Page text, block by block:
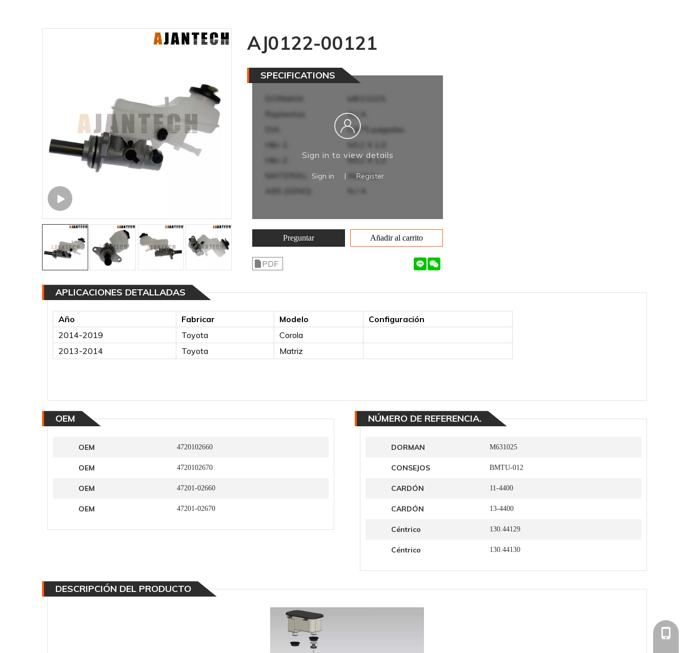
AJ0122-00121
SPECIFICATIONS
M631025
Raybestos:
N / A
0,875 pulgadas
Hilo-1:
Hilo-2:
M12 X 1,0
Aluminio
Sign in to view details
Sign in | Register
Preguntar Añadir al carrito
PDF
APLICACIONES DETALLADAS
Año Fabricar Modelo
Configuración
2014-2019
Toyota
Corola
2013-2014
Toyota Matriz
OEM
OEM 4720102660
OEM 4720102670
OEM 47201-02660
OEM 47201-02670
NÚMERO DE REFERENCIA.
DORMAN M631025
CONSEJOS BMTU-012
CARDÓN 11-4400
CARDÓN 13-4400
Céntrico 130.44129
Céntrico 130.44130
DESCRIPCIÓN DEL PRODUCTO
+86